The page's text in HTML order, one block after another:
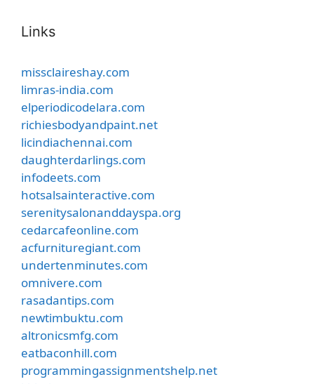
Links
missclaireshay.com
limras-india.com
elperiodicodelara.com
richiesbodyandpaint.net
licindiachennai.com
daughterdarlings.com
infodeets.com
hotsalsainteractive.com
serenitysalonanddayspa.org
cedarcafeonline.com
acfurnituregiant.com
undertenminutes.com
omnivere.com
rasadantips.com
newtimbuktu.com
altronicsmfg.com
eatbaconhill.com
programmingassignmentshelp.net